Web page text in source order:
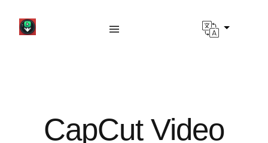
CapCut Video